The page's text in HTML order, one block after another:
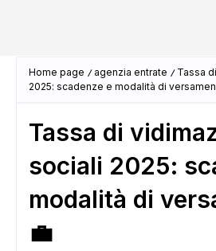
Home page agenzia entrate
Tassa
2025: scadenze e modalità di
Tassa di
sociali 2025:
modalità di
💼